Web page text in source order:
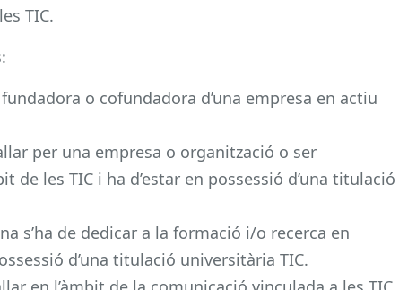
TIC.
o cofundadora d’una empresa en actiu
per una empresa o organització o ser
de les TIC i ha d’estar en possessió d’una titulació
s’ha de dedicar a la formació i/o recerca en
d’una titulació universitària TIC.